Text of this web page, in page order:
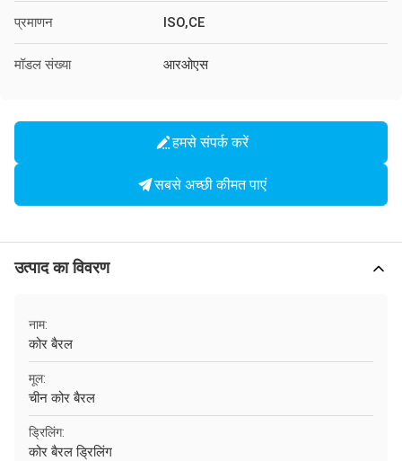
प्रमाणन ISO,CE
मॉडल संख्या आरओएस
हमसे संपर्क करें
सबसे अच्छी कीमत पाएं
उत्पाद का विवरण
नाम:
कोर बैरल
मूल:
चीन कोर बैरल
ड्रिलिंग:
कोर बैरल ड्रिलिंग